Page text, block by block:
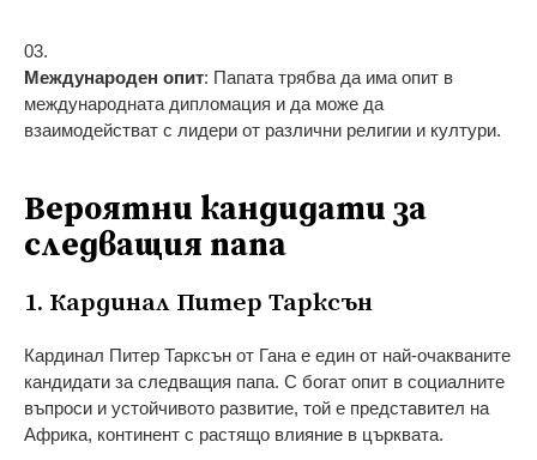
Международен опит: Папата трябва да има опит в
международната дипломация и да може да
взаимодействат с лидери от различни религии и култури.
Вероятни кандидати за
следващия папа
1. Кардинал Питер Тарксън
Кардинал Питер Тарксън от Гана е един от най-очакваните
кандидати за следващия папа. С богат опит в социалните
въпроси и устойчивото развитие, той е представител на
Африка, континент с растящо влияние в църквата.